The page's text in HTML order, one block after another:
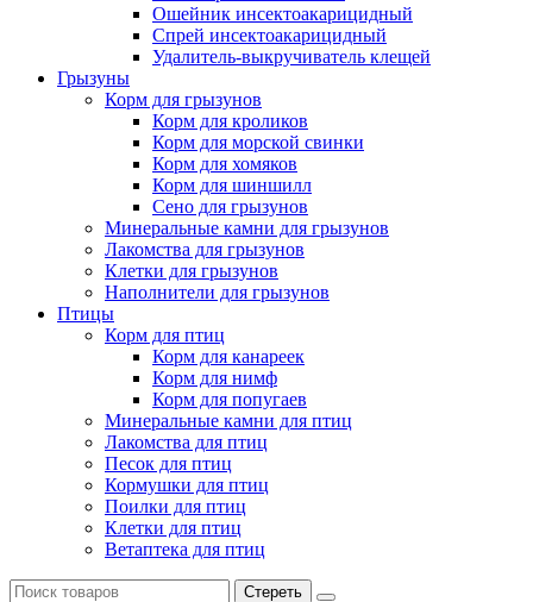
Ошейник инсектоакарицидный
Спрей инсектоакарицидный
Удалитель-выкручиватель клещей
Грызуны
Корм для грызунов
Корм для кроликов
Корм для морской свинки
Корм для хомяков
Корм для шиншилл
Сено для грызунов
Минеральные камни для грызунов
Лакомства для грызунов
Клетки для грызунов
Наполнители для грызунов
Птицы
Корм для птиц
Корм для канареек
Корм для нимф
Корм для попугаев
Минеральные камни для птиц
Лакомства для птиц
Песок для птиц
Кормушки для птиц
Поилки для птиц
Клетки для птиц
Ветаптека для птиц
Стереть